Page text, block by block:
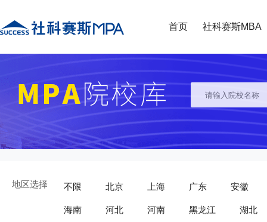
首页 社科赛斯MBA
地区选择 不限 北京 上海 广东 安徽
海南 河北 河南 黑龙江 湖北